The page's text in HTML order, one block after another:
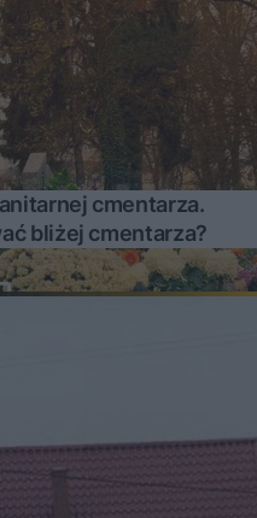
cmentarza.
bliżej cmentarza?